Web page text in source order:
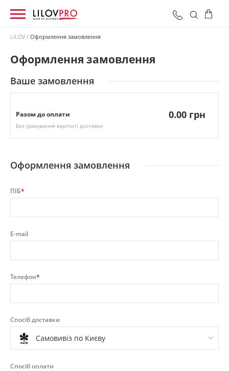
Разом:0 грн Оформити замовлення
LILOV Оформлення замовлення
Оформлення замовлення
Оформлення замовлення
ПІБ*
E-mail
Телефон*
Спосіб доставки
Самовивіз по Києву
Спосіб оплати
Ваше замовлення
Разом до оплати 0.00 грн
Без урахування вартості доставки